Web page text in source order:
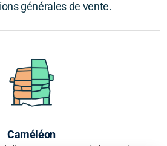
générales de vente.
Caméléon